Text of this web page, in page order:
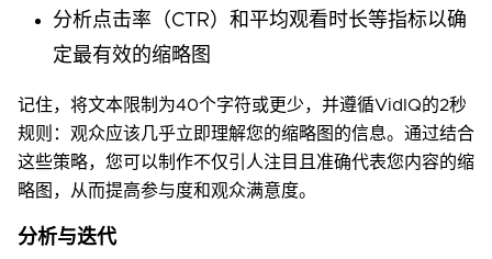
分析点击率（CTR）和平均观看时长等指标以确
定最有效的缩略图
记住，将文本限制为40个字符或更少，并遵循VidIQ的2秒
规则：观众应该几乎立即理解您的缩略图的信息。通过结合
这些策略，您可以制作不仅引人注目且准确代表您内容的缩
略图，从而提高参与度和观众满意度。
分析与迭代